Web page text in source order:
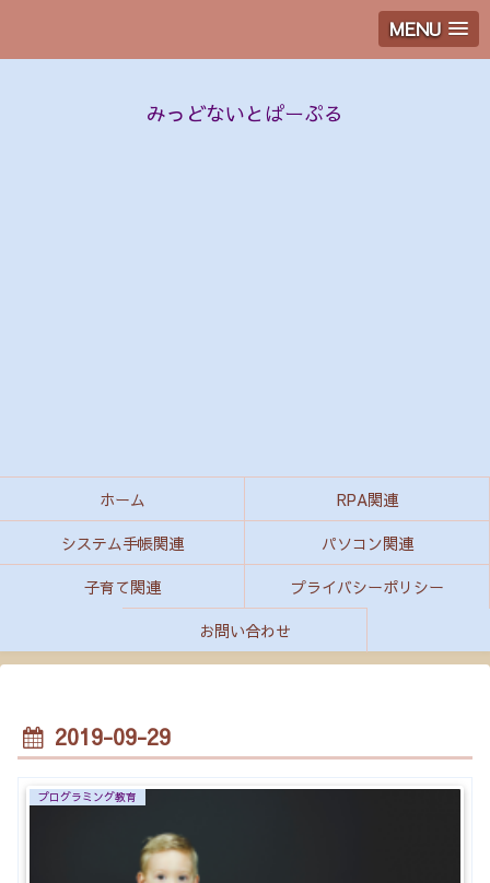
MENU
みっどないとぱーぷる
ホーム
RPA関連
システム手帳関連
パソコン関連
子育て関連
プライバシーポリシー
お問い合わせ
2019-09-29
プログラミング教育